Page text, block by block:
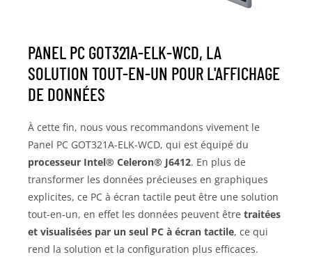
PANEL PC GOT321A-ELK-WCD, LA
SOLUTION TOUT-EN-UN POUR L'AFFICHAGE
DE DONNÉES
À cette fin, nous vous recommandons vivement le
Panel PC GOT321A-ELK-WCD, qui est équipé du
processeur Intel® Celeron® J6412. En plus de
transformer les données précieuses en graphiques
explicites, ce PC à écran tactile peut être une solution
tout-en-un, en effet les données peuvent être traitées
et visualisées par un seul PC à écran tactile, ce qui
rend la solution et la configuration plus efficaces.